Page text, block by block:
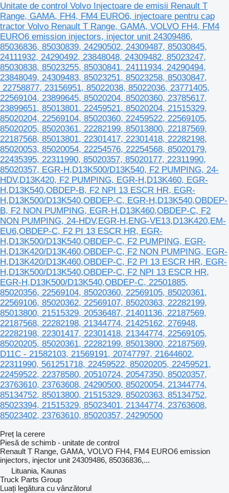
Unitate de control Volvo Injectoare de emisii Renault T
Range, GAMA, FH4, FM4 EURO6, injectoare pentru cap
tractor Volvo Renault T Range, GAMA, VOLVO FH4, FM4
EURO6 emission injectors, injector unit 24309486,
85036836, 85030839, 24290502, 24309487, 85030845,
24111932, 24290492, 23848048, 24309482, 85023247,
85030838, 85023255, 85030841, 24111934, 24290494,
23848049, 24309483, 85023251, 85023258, 85030847,
22758877, 23156951, 85022038, 85022036, 23771405,
22569104, 23899645, 85020204, 85020360, 23785617,
23899651, 85013801, 22459521, 85020204, 21515329,
85020204, 22569104, 85020360, 22459522, 22569105,
85020205, 85020361, 22282199, 85013800, 22187569,
22187568, 85013801, 22301417, 22301418, 22282198,
85020053, 85020054, 22254576, 22254568, 85020179,
22435395, 22311990, 85020357, 85020177, 22311990,
85020357, EGR-H,D13K500/D13K540, F2 PUMPING, 24-
HDV,D13K420, F2 PUMPING, EGR-H,D13K460, EGR-
H,D13K540,OBDEP-B, F2 NPI 13 ESCR HR, EGR-
H,D13K500/D13K540,OBDEP-C, EGR-H,D13K540,OBDEP-
B, F2 NON PUMPING, EGR-H,D13K460,OBDEP-C, F2
NON PUMPING, 24-HDV,EGR-H,ENG-VE13,D13K420,EM-
EU6,OBDEP-C, F2 PI 13 ESCR HR, EGR-
H,D13K500/D13K540,OBDEP-C, F2 PUMPING, EGR-
H,D13K420/D13K460,OBDEP-C, F2 NON PUMPING, EGR-
H,D13K420/D13K460,OBDEP-C, F2 PI 13 ESCR HR, EGR-
H,D13K500/D13K540,OBDEP-C, F2 NPI 13 ESCR HR,
EGR-H,D13K500/D13K540,OBDEP-C, 22501885,
85020356, 22569104, 85020360, 22569105, 85020361,
22569106, 85020362, 22569107, 85020363, 22282199,
85013800, 21515329, 20536487, 21401136, 22187569,
22187568, 22282198, 21344774, 21425162, 276948,
22282198, 22301417, 22301418, 21344774, 22569105,
85020205, 85020361, 22282199, 85013800, 22187569,
D11C - 21582103, 21569191, 20747797, 21644602,
22311990, 561251718, 22459522, 85020205, 22459521,
22459522, 22378580, 20510724, 20547350, 85020357,
23763610, 23763608, 24290500, 85020054, 21344774,
85134752, 85013800, 21515329, 85020363, 85134752,
85023394, 21515329, 85023401, 21344774, 23763608,
85023402, 23763610, 85020357, 24290500
Preț la cerere
Piesă de schimb - unitate de control
Renault T Range, GAMA, VOLVO FH4, FM4 EURO6 emission
injectors, injector unit 24309486, 85036836,...
Lituania, Kaunas
Truck Parts Group
Luați legătura cu vânzătorul